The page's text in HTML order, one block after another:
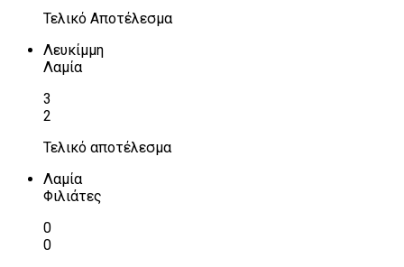
Τελικό Αποτέλεσμα
Λευκίμμη
Λαμία
3
2
Τελικό αποτέλεσμα
Λαμία
Φιλιάτες
0
0